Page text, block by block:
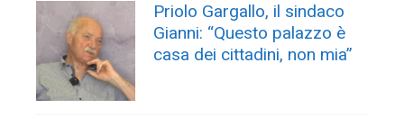
Priolo Gargallo, il sindaco
Gianni: “Questo palazzo è
casa dei cittadini, non mia”